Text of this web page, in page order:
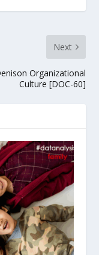
Next
Organizational
Culture [DOC-60]